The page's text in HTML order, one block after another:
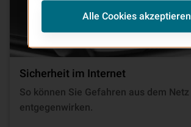
Sicherheit im Internet
So können Sie Gefahren aus dem Netz
entgegenwirken.
Alle Cookies akzeptieren